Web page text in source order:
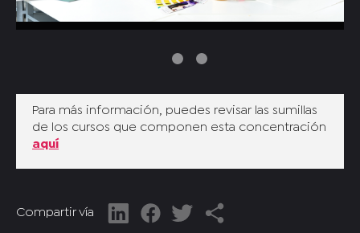
Para más información, puedes revisar las sumillas
de los cursos que componen esta concentración
aquí
Compartir vía